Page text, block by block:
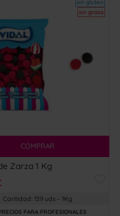
sin gluten
sin grasa
COMPRAR
Zarza 1 Kg
Cantidad: 139 uds – 1Kg
PARA PROFESIONALES